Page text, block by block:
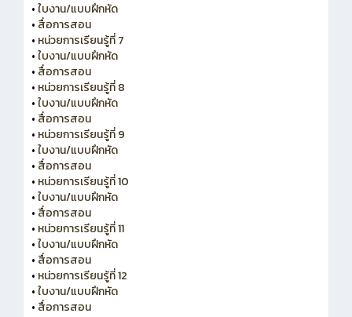
•ใบงาน/แบบฝึกหัด
• สื่อการสอน
• หน่วยการเรียนรู้ที่ 7
•ใบงาน/แบบฝึกหัด
• สื่อการสอน
• หน่วยการเรียนรู้ที่ 8
•ใบงาน/แบบฝึกหัด
• สื่อการสอน
• หน่วยการเรียนรู้ที่ 9
•ใบงาน/แบบฝึกหัด
• สื่อการสอน
• หน่วยการเรียนรู้ที่ 10
•ใบงาน/แบบฝึกหัด
• สื่อการสอน
• หน่วยการเรียนรู้ที่ 11
•ใบงาน/แบบฝึกหัด
• สื่อการสอน
• หน่วยการเรียนรู้ที่ 12
•ใบงาน/แบบฝึกหัด
• สื่อการสอน